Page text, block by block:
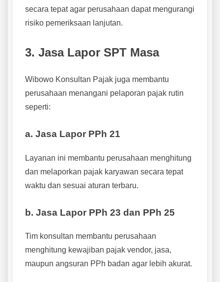
secara tepat agar perusahaan dapat mengurangi
risiko pemeriksaan lanjutan.
3. Jasa Lapor SPT Masa
Wibowo Konsultan Pajak juga membantu
perusahaan menangani pelaporan pajak rutin
seperti:
a. Jasa Lapor PPh 21
Layanan ini membantu perusahaan menghitung
dan melaporkan pajak karyawan secara tepat
waktu dan sesuai aturan terbaru.
b. Jasa Lapor PPh 23 dan PPh 25
Tim konsultan membantu perusahaan
menghitung kewajiban pajak vendor, jasa,
maupun angsuran PPh badan agar lebih akurat.